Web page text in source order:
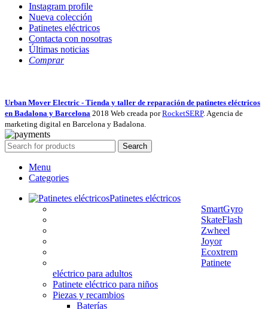
Instagram profile
Nueva colección
Patinetes eléctricos
Contacta con nosotras
Últimas noticias
Comprar
Urban Mover Electric - Tienda y taller de reparación de patinetes eléctricos
en Badalona y Barcelona 2018 Web creada porRocketSERP. Agencia de
marketing digital en Barcelona y Badalona.
Search
Menu
Categories
Patinetes eléctricos
SmartGyro
SkateFlash
Zwheel
Joyor
Ecoxtrem
Patinete
eléctrico para adultos
Patinete eléctrico para niños
Piezas y recambios
Baterías